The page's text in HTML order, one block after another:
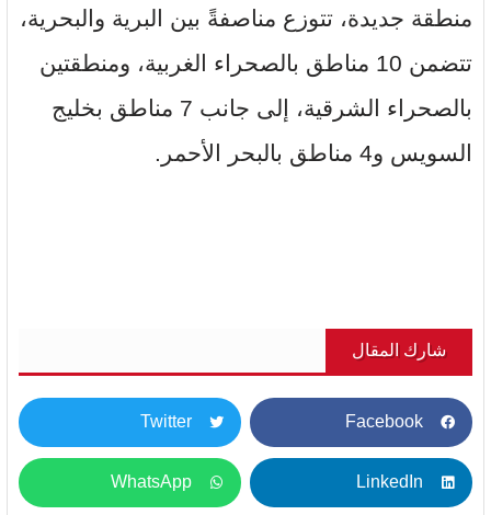
منطقة جديدة، تتوزع مناصفةً بين البرية والبحرية،
تتضمن 10 مناطق بالصحراء الغربية، ومنطقتين
بالصحراء الشرقية، إلى جانب 7 مناطق بخليج
السويس و4 مناطق بالبحر الأحمر.
شارك المقال
Facebook
Twitter
LinkedIn
WhatsApp